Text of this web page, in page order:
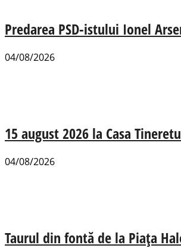
Predarea PSD-istului Ionel
04/08/2026
15 august 2026 la Casa
04/08/2026
Taurul din fontă de la Piața